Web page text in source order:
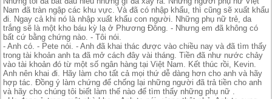
Nam đã tràn ngập các khu vực. Và đã có nhập khẩu, thì cũng sẽ xuất khẩu
đi. Ngay cả khi nó là nhập xuất khẩu con người. Những phụ nữ trẻ, da
trắng sẽ là một kho báu kỳ lạ ở Phương Đông. - Nhưng em đã không có
bất cứ bằng chứng nào. - Tôi nói.
- Anh có. - Pete nói. - Anh đã khai thác được vào chiều nay và đã tìm thấy
trong tài khoản anh ta đã mở cách đây vài tháng. Tiền đã như nước chảy
vào tài khoản đó từ một số ngân hàng tại Việt Nam. Kết thúc rồi, Kevin.
Anh nên khai đi. Hãy làm cho tất cả mọi thứ dễ dàng hơn cho anh và hãy
hợp tác. Đồng ý làm chứng để chống lại những người đã trả tiền cho anh
và hãy cho chúng tôi biết làm thế nào để tìm thấy những phụ nữ .